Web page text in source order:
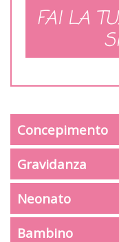
FAI LA
Concepimento
Gravidanza
Neonato
Bambino